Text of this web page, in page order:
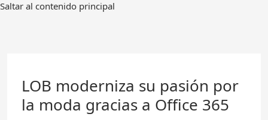
Ir
Saltar al contenido principal
LOB moderniza su pasión por
la moda gracias a Office 365